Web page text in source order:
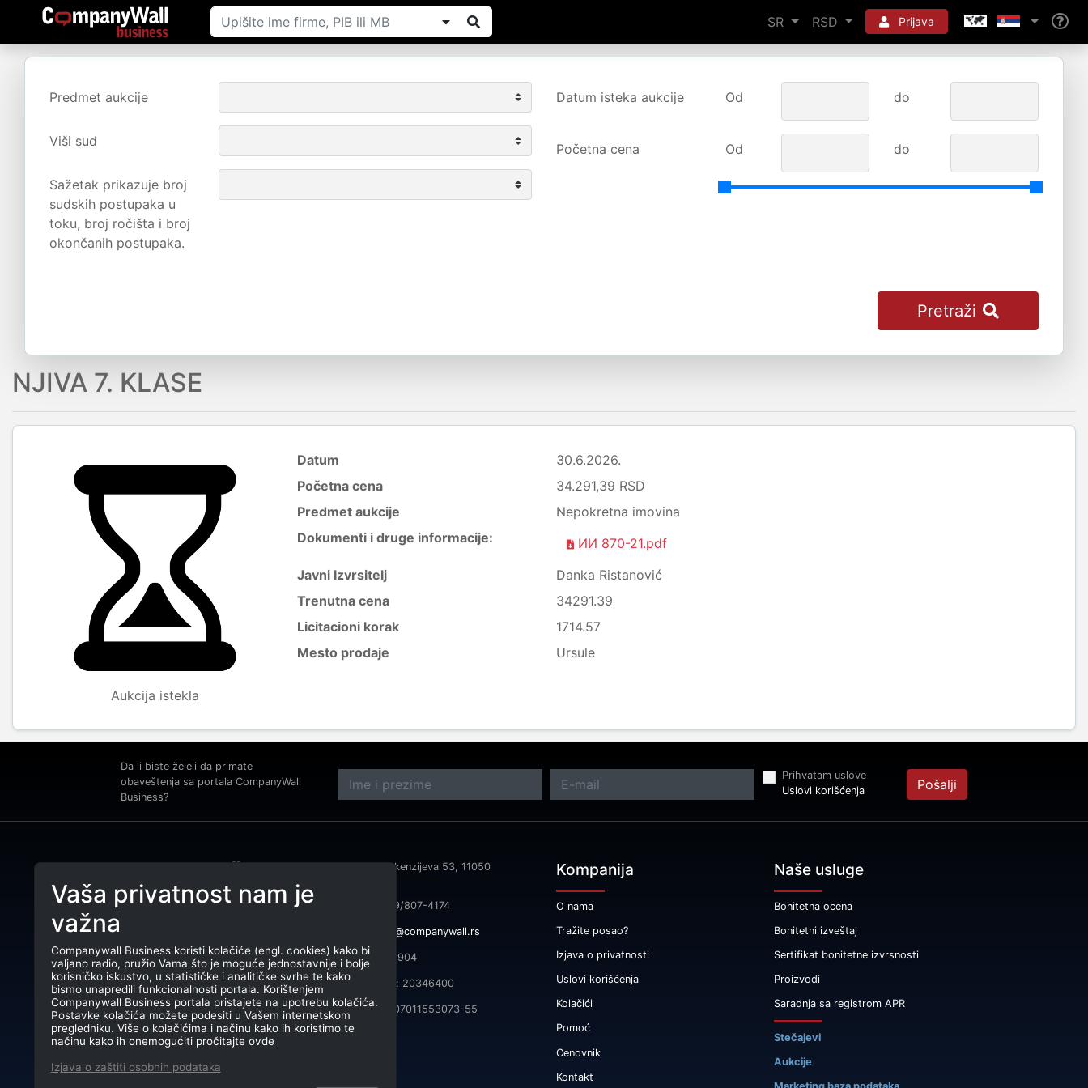
SR RSD Prijava
Predmet aukcije
Viši sud
Sažetak prikazuje broj
sudskih postupaka u
toku, broj ročišta i broj
okončanih postupaka.
Datum isteka aukcije Od do
Početna cena Od do
Pretraži
NJIVA 7. KLASE
Aukcija istekla
Datum
30.6.2026.
Početna cena
34.291,39 RSD
Predmet aukcije
Nepokretna imovina
Dokumenti i druge informacije:
ИИ 870-21.pdf
Javni Izvrsitelj
Danka Ristanović
Trenutna cena
34291.39
Licitacioni korak
1714.57
Mesto prodaje
Ursule
Da li biste želeli da primate
obaveštenja sa portala CompanyWall
Business?
Prihvatam uslove
Uslovi korišćenja
Pošalji
povezivanjem klijenata.
CompanyWall Business © 2026
Adresa: Makenzijeva 53, 11050
Telefon: 069/807-4174
info@companywall.rs
PIB: 105340904
Matični broj: 20346400
TR: 165-0007011553073-55
Kompanija
O nama
Tražite posao?
Izjava o privatnosti
Uslovi korišćenja
Kolačići
Pomoć
Cenovnik
Kontakt
Naše usluge
Bonitetna ocena
Bonitetni izveštaj
Sertifikat bonitetne izvrsnosti
Proizvodi
Saradnja sa registrom APR
Stečajevi
Aukcije
Vaša privatnost nam je
važna
Companywall Business koristi kolačiće (engl. cookies) kako bi
valjano radio, pružio Vama što je moguće jednostavnije i bolje
korisničko iskustvo, u statističke i analitičke svrhe te kako
bismo unapredili funkcionalnosti portala. Korištenjem
Companywall Business portala pristajete na upotrebu kolačića.
Postavke kolačića možete podesiti u Vašem internetskom
pregledniku. Više o kolačićima i načinu kako ih koristimo te
načinu kako ih onemogućiti pročitajte ovde
Izjava o zaštiti osobnih podataka